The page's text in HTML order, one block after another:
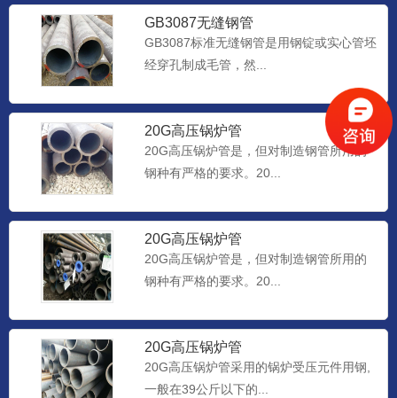
GB3087无缝钢管
GB3087标准无缝钢管是用钢锭或实心管坯
经穿孔制成毛管，然...
20G高压锅炉管
20G高压锅炉管是，但对制造钢管所用的
钢种有严格的要求。20...
20G高压锅炉管
20G高压锅炉管是，但对制造钢管所用的
钢种有严格的要求。20...
20G高压锅炉管
20G高压锅炉管采用的锅炉受压元件用钢,
一般在39公斤以下的...